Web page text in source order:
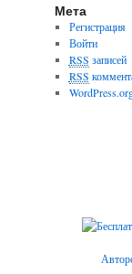
Мета
Регистрация
Войти
RSS записей
RSS